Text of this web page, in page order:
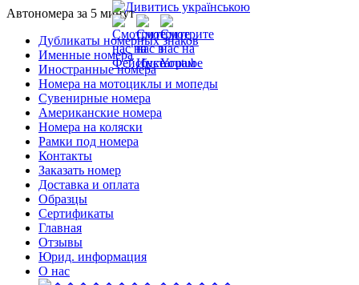
Автономера за 5 минут
Дубликаты номерных знаков
Именные номера
Иностранные номера
Номера на мотоциклы и мопеды
Сувенирные номера
Американские номера
Номера на коляски
Рамки под номера
Контакты
Заказать номер
Доставка и оплата
Образцы
Сертификаты
Главная
Отзывы
Юрид. информация
О нас